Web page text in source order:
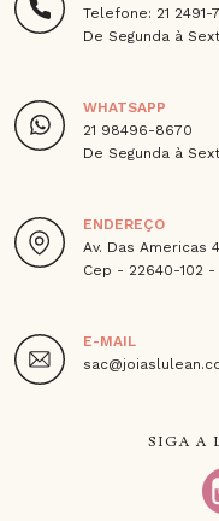
Telefone: 21 2491-
De Segunda à
WHATSAPP
21 98496-8670
De Segunda à
ENDEREÇO
Av. Das Americas
Cep - 22640-102
E-MAIL
SIGA A